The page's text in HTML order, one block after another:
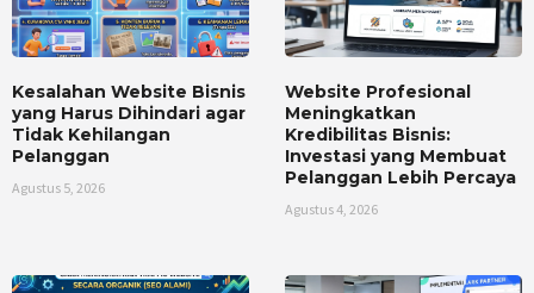
Kesalahan Website Bisnis
yang Harus Dihindari agar
Tidak Kehilangan
Pelanggan
Agustus 5, 2026
Website Profesional
Meningkatkan
Kredibilitas Bisnis:
Investasi yang Membuat
Pelanggan Lebih Percaya
Agustus 4, 2026